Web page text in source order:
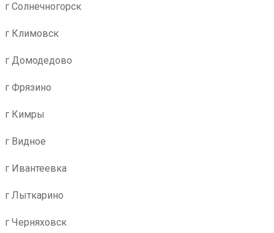
г Солнечногорск
г Климовск
г Домодедово
г Фрязино
г Кимры
г Видное
г Ивантеевка
г Лыткарино
г Черняховск